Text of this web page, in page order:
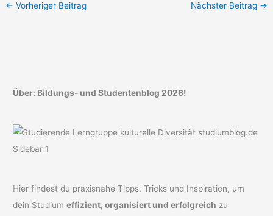
← Vorheriger Beitrag Nächster Beitrag →
Über: Bildungs- und Studentenblog 2026!
Hier findest du praxisnahe Tipps, Tricks und Inspiration, um
dein Studiumeffizient, organisiert und erfolgreich zu